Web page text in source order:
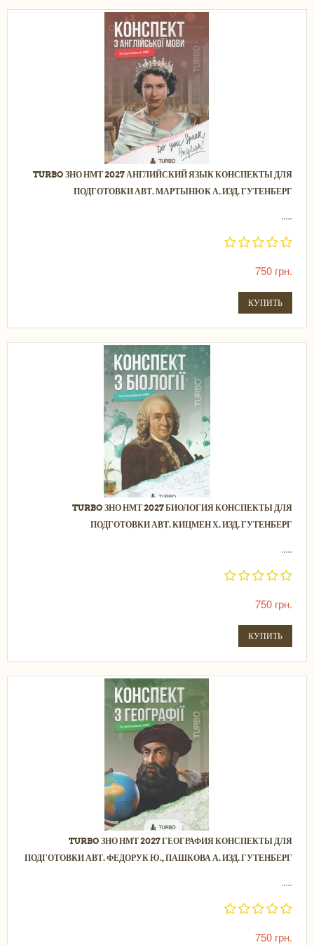
TURBO ЗНО НМТ 2027 АНГЛИЙСКИЙ ЯЗЫК КОНСПЕКТЫ ДЛЯ
ПОДГОТОВКИ АВТ. МАРТЫНЮК А. ИЗД. ГУТЕНБЕРГ
.....
750 грн.
КУПИТЬ
TURBO ЗНО НМТ 2027 БИОЛОГИЯ КОНСПЕКТЫ ДЛЯ
ПОДГОТОВКИ АВТ. КИЦМЕН Х. ИЗД. ГУТЕНБЕРГ
.....
750 грн.
КУПИТЬ
TURBO ЗНО НМТ 2027 ГЕОГРАФИЯ КОНСПЕКТЫ ДЛЯ
ПОДГОТОВКИ АВТ. ФЕДОРУК Ю., ПАШКОВА А. ИЗД. ГУТЕНБЕРГ
.....
750 грн.